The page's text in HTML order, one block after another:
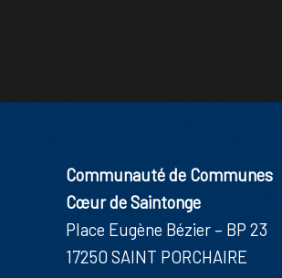
Communauté de Communes
Cœur de Saintonge
Place Eugène Bézier – BP 23
17250 SAINT PORCHAIRE